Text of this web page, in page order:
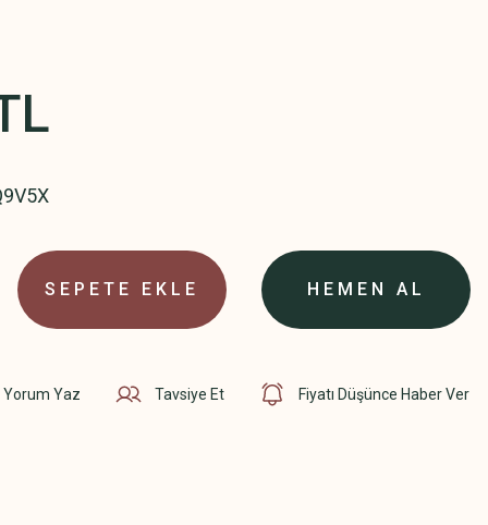
SEPETE EKLE HEMEN AL
Yorum Yaz Tavsiye Et Fiyatı Düşünce Haber Ver